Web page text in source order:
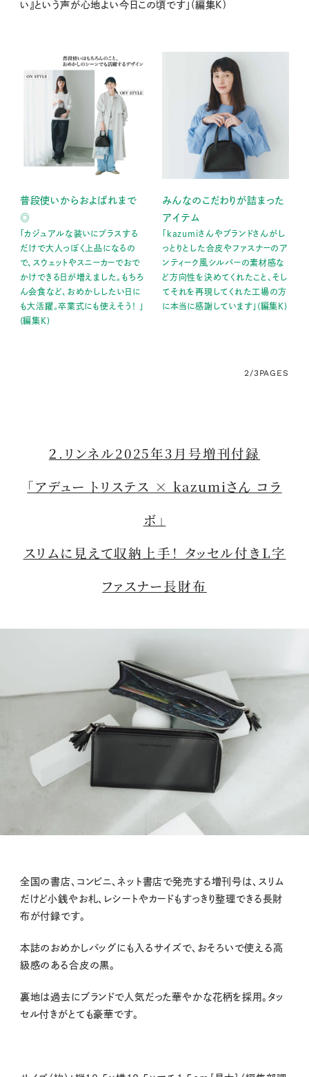
い』という声が心地よい今日この頃です」(編集K)
普段使いからおよばれまで
◎
「カジュアルな装いにプラスする
だけで大人っぽく上品になるの
で、スウェットやスニーカーでおで
かけできる日が増えました。もちろ
ん会食など、おめかししたい日に
も大活躍。卒業式にも使えそう！ 」
(編集K)
みんなのこだわりが詰まった
アイテム
「kazumiさんやブランドさんがし
っとりとした合皮やファスナーのア
ンティーク風シルバーの素材感な
ど方向性を決めてくれたこと、そし
てそれを再現してくれた工場の方
に本当に感謝しています」(編集K)
2/3PAGES
２.リンネル2025年3月号増刊付録
「アデュー トリステス × kazumiさん コラ
ボ」
スリムに見えて収納上手！ タッセル付きL字
ファスナー長財布
全国の書店、コンビニ、ネット書店で発売する増刊号は、スリム
だけど小銭やお札、レシートやカードもすっきり整理できる長財
布が付録です。
本誌のおめかしバッグにも入るサイズで、おそろいで使える高
級感のある合皮の黒。
裏地は過去にブランドで人気だった華やかな花柄を採用。タッ
セル付きがとても豪華です。